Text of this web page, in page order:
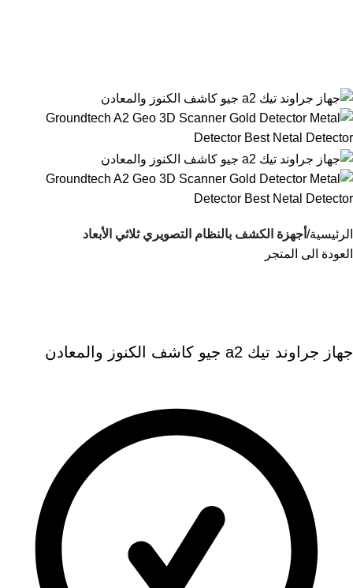
الرئيسية أجهزة الكشف بالنظام التصويري ثلاثي الأبعاد
العودة الى المتجر
جهاز جراوند تيك a2 جيو كاشف الكنوز والمعادن